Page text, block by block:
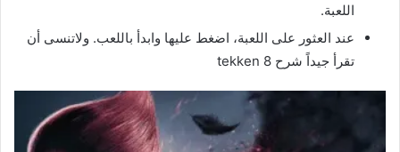
اللعبة.
عند العثور على اللعبة، اضغط عليها وابدأ باللعب. ولاتنسى أن
تقرأ جيداً شرح tekken 8